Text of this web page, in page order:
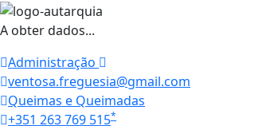
A obter dados...
Administração
ventosa.freguesia@gmail.com
Queimas e Queimadas
+351 263 769 515*